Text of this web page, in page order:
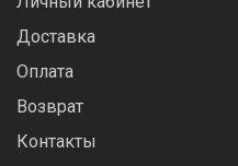
Доставка
Оплата
Возврат
Контакты